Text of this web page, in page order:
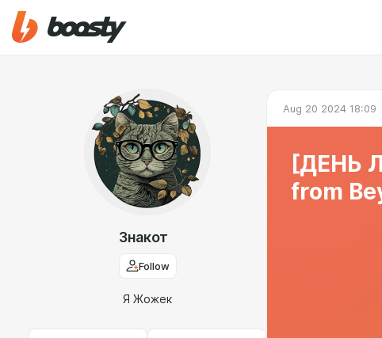
Знакот
Follow
Я Жожек
Aug 20 2024 18:09
[ДЕНЬ
from